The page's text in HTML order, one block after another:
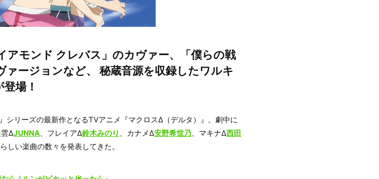
アモンド クレバス」のカヴァー、「僕らの戦
ァージョンなど、 秘蔵音源を収録したワルキ
場！
シリーズの最新作となるTVアニメ『マクロスΔ（デルタ）』。劇中に
雲ΔJUNNA、フレイアΔ鈴木みのり 、カナメΔ安野希世乃、マキナΔ西田
しい楽曲の数々を発表してきた。